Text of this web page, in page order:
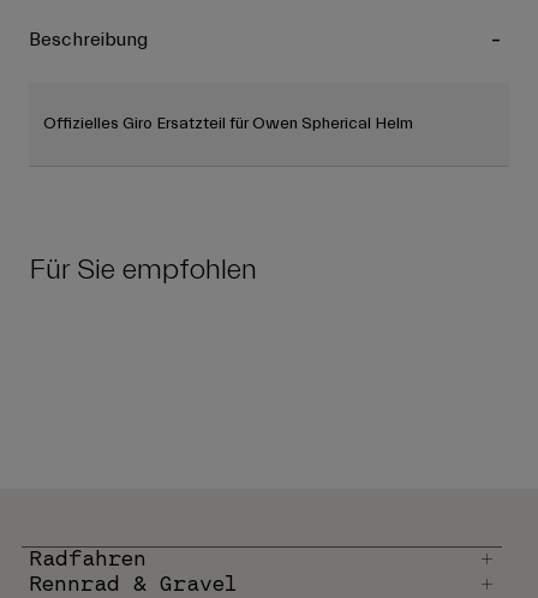
Beschreibung
Offizielles Giro Ersatzteil für Owen Spherical Helm
Für Sie empfohlen
Radfahren
Rennrad & Gravel